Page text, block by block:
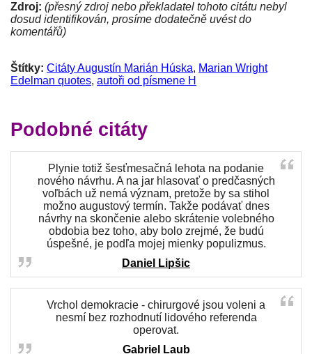
Zdroj: (přesný zdroj nebo překladatel tohoto citátu nebyl
dosud identifikován, prosíme dodatečně uvést do
komentářů)
Štítky: Citáty Augustín Marián Húska, Marian Wright
Edelman quotes, autoři od písmene H
Podobné citáty
Plynie totiž šesťmesačná lehota na podanie
nového návrhu. A na jar hlasovať o predčasných
voľbách už nemá význam, pretože by sa stihol
možno augustový termín. Takže podávať dnes
návrhy na skončenie alebo skrátenie volebného
obdobia bez toho, aby bolo zrejmé, že budú
úspešné, je podľa mojej mienky populizmus.
Daniel Lipšic
Vrchol demokracie - chirurgové jsou voleni a
nesmí bez rozhodnutí lidového referenda
operovat.
Gabriel Laub